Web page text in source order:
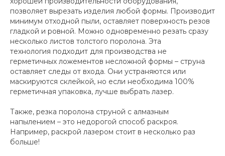
позволяет вырезать изделия любой формы. Производит
минимум отходной пыли, оставляет поверхность резов
гладкой и ровной. Можно одновременно резать сразу
несколько листов толстого поролона. Эта
технология подходит для производства не
герметичных ложементов несложной формы – струна
оставляет следы от входа. Они устраняются или
маскируются склейкой, но если необходима 100%
герметичная упаковка, лучше выбрать лазер.
Также, резка поролона струной с алмазным
напылением – это недорогой способ раскроя.
Например, раскрой лазером стоит в несколько раз
больше!